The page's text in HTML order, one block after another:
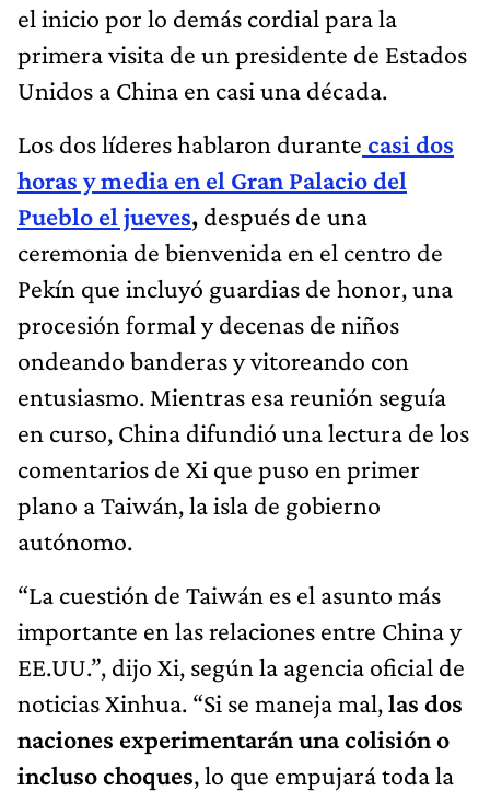
el inicio por lo demás cordial para la
primera visita de un presidente de Estados
Unidos a China en casi una década.
Los dos líderes hablaron durante casi dos
horas y media en el Gran Palacio del
Pueblo el jueves, después de una
ceremonia de bienvenida en el centro de
Pekín que incluyó guardias de honor, una
procesión formal y decenas de niños
ondeando banderas y vitoreando con
entusiasmo. Mientras esa reunión seguía
en curso, China difundió una lectura de los
comentarios de Xi que puso en primer
plano a Taiwán, la isla de gobierno
autónomo.
“La cuestión de Taiwán es el asunto más
importante en las relaciones entre China y
EE.UU.”, dijo Xi, según la agencia oficial de
noticias Xinhua. “Si se maneja mal,las dos
naciones experimentarán una colisión o
incluso choques, lo que empujará toda la